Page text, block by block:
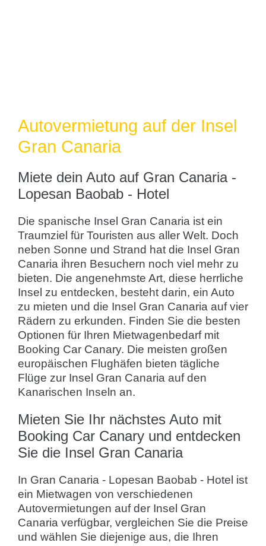
Autovermietung auf der Insel
Gran Canaria
Miete dein Auto auf Gran Canaria -
Lopesan Baobab - Hotel
Die spanische Insel Gran Canaria ist ein
Traumziel für Touristen aus aller Welt. Doch
neben Sonne und Strand hat die Insel Gran
Canaria ihren Besuchern noch viel mehr zu
bieten. Die angenehmste Art, diese herrliche
Insel zu entdecken, besteht darin, ein Auto
zu mieten und die Insel Gran Canaria auf vier
Rädern zu erkunden. Finden Sie die besten
Optionen für Ihren Mietwagenbedarf mit
Booking Car Canary. Die meisten großen
europäischen Flughäfen bieten tägliche
Flüge zur Insel Gran Canaria auf den
Kanarischen Inseln an.
Mieten Sie Ihr nächstes Auto mit
Booking Car Canary und entdecken
Sie die Insel Gran Canaria
In Gran Canaria - Lopesan Baobab - Hotel ist
ein Mietwagen von verschiedenen
Autovermietungen auf der Insel Gran
Canaria verfügbar, vergleichen Sie die Preise
und wählen Sie diejenige aus, die Ihren